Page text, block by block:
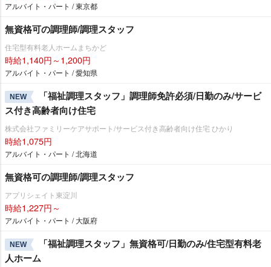
アルバイト・パート / 東京都
無資格可の調理師/調理スタッフ
住宅型有料老人ホームまちかど
時給1,140円～1,200円
アルバイト・パート / 愛知県
NEW
「福祉調理スタッフ」調理師免許必須/日勤のみ/サービ
ス付き高齢者向け住宅
株式会社ファミリーケアサポート/サービス付き高齢者向け住宅 ひかり
時給1,075円
アルバイト・パート / 北海道
無資格可の調理師/調理スタッフ
アプリシェイト東淀川
時給1,227円～
アルバイト・パート / 大阪府
NEW
「福祉調理スタッフ」無資格可/日勤のみ/住宅型有料老
人ホーム